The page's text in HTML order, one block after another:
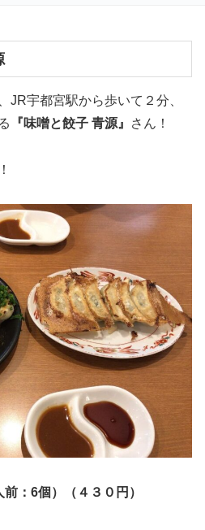
JR宇都宮駅から歩いて２分、
『味噌と餃子 青源』 さん！
：6個）（４３０円）